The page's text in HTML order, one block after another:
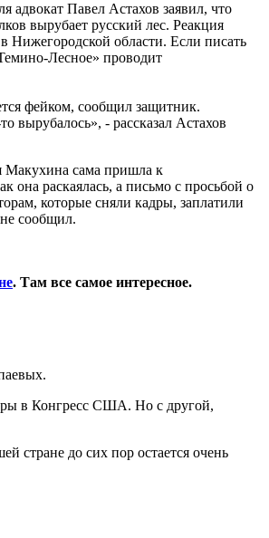
адвокат Павел Астахов заявил, что
вырубает русский лес. Реакция
Нижегородской области. Если писать
Лесное» проводит
фейком, сообщил защитник.
вырубалось», - рассказал Астахов
Макухина сама пришла к
раскаялась, а письмо с просьбой о
которые сняли кадры, заплатили
сообщил.
. Там все самое интересное.
в Конгресс США. Но с другой,
стране до сих пор остается очень